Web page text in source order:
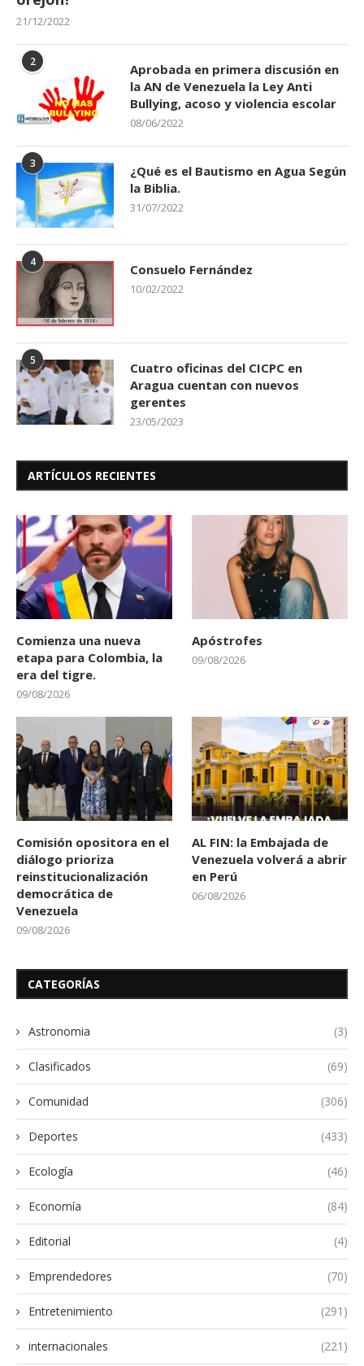
21/12/2022
2
Aprobada en primera discusión en
la AN de Venezuela la Ley Anti
Bullying, acoso y violencia escolar
08/06/2022
3
¿Qué es el Bautismo en Agua Según
la Biblia.
31/07/2022
4 Consuelo Fernández
10/02/2022
5
Cuatro oficinas del CICPC en
Aragua cuentan con nuevos
gerentes
23/05/2023
ARTÍCULOS RECIENTES
Comienza una nueva
etapa para Colombia, la
era del tigre.
09/08/2026
Apóstrofes
09/08/2026
Comisión opositora en el
diálogo prioriza
reinstitucionalización
democrática de
Venezuela
09/08/2026
AL FIN: la Embajada de
Venezuela volverá a abrir
en Perú
06/08/2026
CATEGORÍAS
Astronomia (3)
Clasificados (69)
Comunidad (306)
Deportes (433)
Ecología (46)
Economía (84)
Editorial (4)
Emprendedores (70)
Entretenimiento (291)
internacionales (221)